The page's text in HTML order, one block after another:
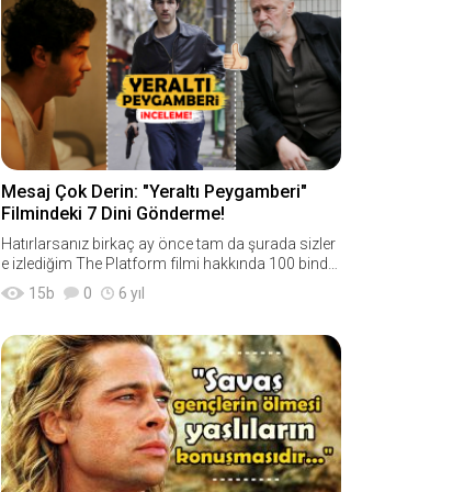
Mesaj Çok Derin: "Yeraltı Peygamberi"
Filmindeki 7 Dini Gönderme!
Hatırlarsanız birkaç ay önce tam da şurada sizler
e izlediğim The Platform filmi hakkında 100 binde
n fazla kişiye ulaşan bir analiz yazmış, filmin alt m
etninde verilen m
15b 0 6 yıl